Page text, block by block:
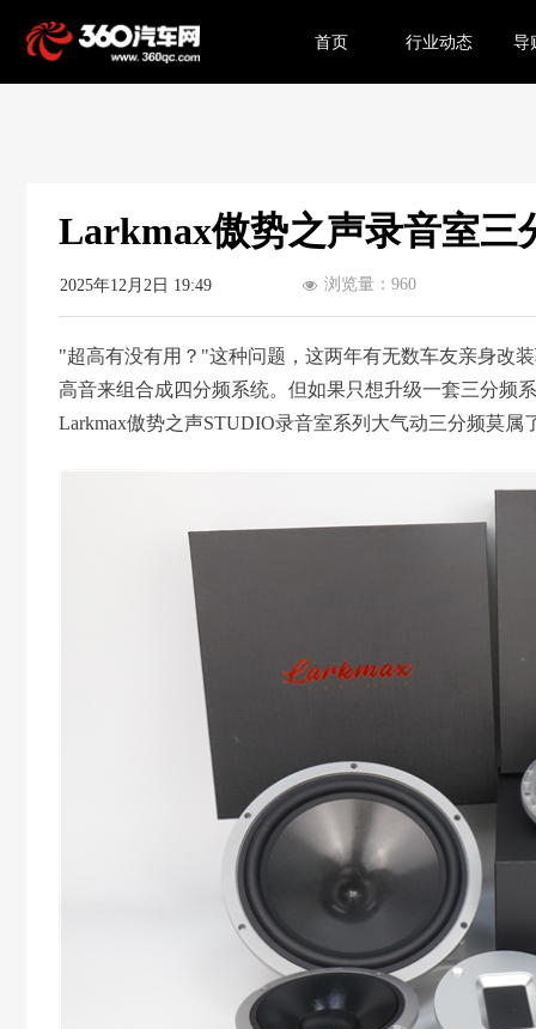
首页 行业动态 导
Larkmax傲势之声录音室三
"超高有没有用？"这种问题，这两年有无数车友亲身改
高音来组合成四分频系统。但如果只想升级一套三分频
Larkmax傲势之声STUDIO录音室系列大气动三分频莫属
2025年12月2日 19:49 넶 浏览量： 960